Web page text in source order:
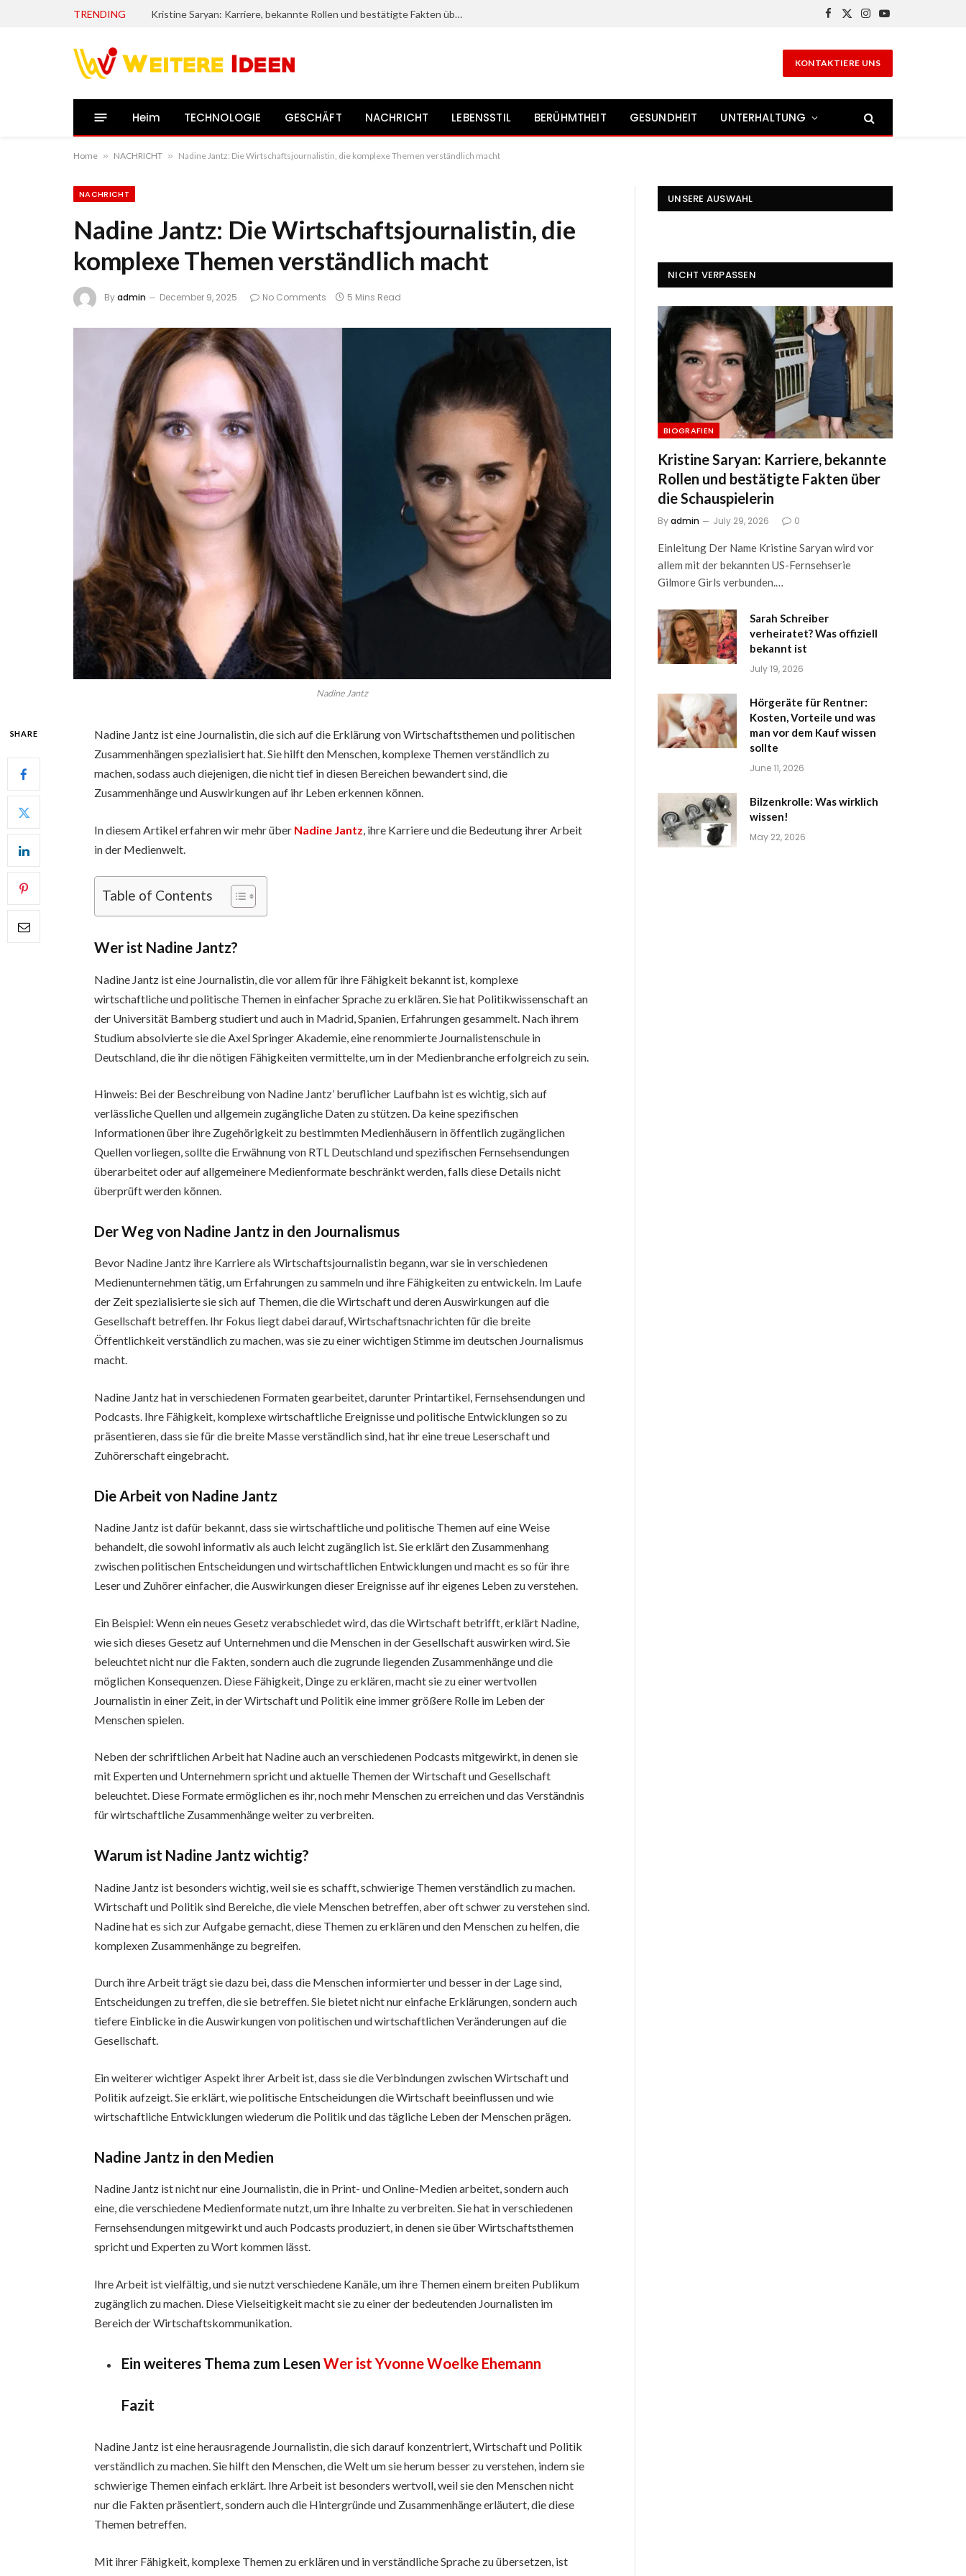
TRENDING Kristine Saryan: Karriere, bekannte Rollen und bestätigte Fakten über die Schauspielerin
Facebook
X
Instagram
YouTube
KONTAKTIERE UNS
Heim TECHNOLOGIE GESCHÄFT NACHRICHT LEBENSSTIL BERÜHMTHEIT GESUNDHEIT UNTERHALTUNG
Home » NACHRICHT » Nadine Jantz: Die Wirtschaftsjournalistin, die komplexe Themen verständlich macht
NACHRICHT
Nadine Jantz: Die Wirtschaftsjournalistin, die
komplexe Themen verständlich macht
Byadmin December 9, 2025 No Comments 5 Mins Read
Nadine Jantz
SHARE
Nadine Jantz ist eine Journalistin, die sich auf die Erklärung von Wirtschaftsthemen und politischen
Zusammenhängen spezialisiert hat. Sie hilft den Menschen, komplexe Themen verständlich zu
machen, sodass auch diejenigen, die nicht tief in diesen Bereichen bewandert sind, die
Zusammenhänge und Auswirkungen auf ihr Leben erkennen können.
In diesem Artikel erfahren wir mehr über Nadine Jantz , ihre Karriere und die Bedeutung ihrer Arbeit
in der Medienwelt.
Table of Contents
Wer ist Nadine Jantz?
Nadine Jantz ist eine Journalistin, die vor allem für ihre Fähigkeit bekannt ist, komplexe
wirtschaftliche und politische Themen in einfacher Sprache zu erklären. Sie hat Politikwissenschaft an
der Universität Bamberg studiert und auch in Madrid, Spanien, Erfahrungen gesammelt. Nach ihrem
Studium absolvierte sie die Axel Springer Akademie, eine renommierte Journalistenschule in
Deutschland, die ihr die nötigen Fähigkeiten vermittelte, um in der Medienbranche erfolgreich zu sein.
Hinweis: Bei der Beschreibung von Nadine Jantz’ beruflicher Laufbahn ist es wichtig, sich auf
verlässliche Quellen und allgemein zugängliche Daten zu stützen. Da keine spezifischen
Informationen über ihre Zugehörigkeit zu bestimmten Medienhäusern in öffentlich zugänglichen
Quellen vorliegen, sollte die Erwähnung von RTL Deutschland und spezifischen Fernsehsendungen
überarbeitet oder auf allgemeinere Medienformate beschränkt werden, falls diese Details nicht
überprüft werden können.
Der Weg von Nadine Jantz in den Journalismus
Bevor Nadine Jantz ihre Karriere als Wirtschaftsjournalistin begann, war sie in verschiedenen
Medienunternehmen tätig, um Erfahrungen zu sammeln und ihre Fähigkeiten zu entwickeln. Im Laufe
der Zeit spezialisierte sie sich auf Themen, die die Wirtschaft und deren Auswirkungen auf die
Gesellschaft betreffen. Ihr Fokus liegt dabei darauf, Wirtschaftsnachrichten für die breite
Öffentlichkeit verständlich zu machen, was sie zu einer wichtigen Stimme im deutschen Journalismus
macht.
Nadine Jantz hat in verschiedenen Formaten gearbeitet, darunter Printartikel, Fernsehsendungen und
Podcasts. Ihre Fähigkeit, komplexe wirtschaftliche Ereignisse und politische Entwicklungen so zu
präsentieren, dass sie für die breite Masse verständlich sind, hat ihr eine treue Leserschaft und
Zuhörerschaft eingebracht.
Die Arbeit von Nadine Jantz
Nadine Jantz ist dafür bekannt, dass sie wirtschaftliche und politische Themen auf eine Weise
behandelt, die sowohl informativ als auch leicht zugänglich ist. Sie erklärt den Zusammenhang
zwischen politischen Entscheidungen und wirtschaftlichen Entwicklungen und macht es so für ihre
Leser und Zuhörer einfacher, die Auswirkungen dieser Ereignisse auf ihr eigenes Leben zu verstehen.
Ein Beispiel: Wenn ein neues Gesetz verabschiedet wird, das die Wirtschaft betrifft, erklärt Nadine,
wie sich dieses Gesetz auf Unternehmen und die Menschen in der Gesellschaft auswirken wird. Sie
beleuchtet nicht nur die Fakten, sondern auch die zugrunde liegenden Zusammenhänge und die
möglichen Konsequenzen. Diese Fähigkeit, Dinge zu erklären, macht sie zu einer wertvollen
Journalistin in einer Zeit, in der Wirtschaft und Politik eine immer größere Rolle im Leben der
Menschen spielen.
Neben der schriftlichen Arbeit hat Nadine auch an verschiedenen Podcasts mitgewirkt, in denen sie
mit Experten und Unternehmern spricht und aktuelle Themen der Wirtschaft und Gesellschaft
beleuchtet. Diese Formate ermöglichen es ihr, noch mehr Menschen zu erreichen und das Verständnis
für wirtschaftliche Zusammenhänge weiter zu verbreiten.
Warum ist Nadine Jantz wichtig?
Nadine Jantz ist besonders wichtig, weil sie es schafft, schwierige Themen verständlich zu machen.
Wirtschaft und Politik sind Bereiche, die viele Menschen betreffen, aber oft schwer zu verstehen sind.
Nadine hat es sich zur Aufgabe gemacht, diese Themen zu erklären und den Menschen zu helfen, die
komplexen Zusammenhänge zu begreifen.
Durch ihre Arbeit trägt sie dazu bei, dass die Menschen informierter und besser in der Lage sind,
Entscheidungen zu treffen, die sie betreffen. Sie bietet nicht nur einfache Erklärungen, sondern auch
tiefere Einblicke in die Auswirkungen von politischen und wirtschaftlichen Veränderungen auf die
Gesellschaft.
Ein weiterer wichtiger Aspekt ihrer Arbeit ist, dass sie die Verbindungen zwischen Wirtschaft und
Politik aufzeigt. Sie erklärt, wie politische Entscheidungen die Wirtschaft beeinflussen und wie
wirtschaftliche Entwicklungen wiederum die Politik und das tägliche Leben der Menschen prägen.
Nadine Jantz in den Medien
Nadine Jantz ist nicht nur eine Journalistin, die in Print- und Online-Medien arbeitet, sondern auch
eine, die verschiedene Medienformate nutzt, um ihre Inhalte zu verbreiten. Sie hat in verschiedenen
Fernsehsendungen mitgewirkt und auch Podcasts produziert, in denen sie über Wirtschaftsthemen
spricht und Experten zu Wort kommen lässt.
Ihre Arbeit ist vielfältig, und sie nutzt verschiedene Kanäle, um ihre Themen einem breiten Publikum
zugänglich zu machen. Diese Vielseitigkeit macht sie zu einer der bedeutenden Journalisten im
Bereich der Wirtschaftskommunikation.
Ein weiteres Thema zum LesenWer ist Yvonne Woelke Ehemann
Fazit
Nadine Jantz ist eine herausragende Journalistin, die sich darauf konzentriert, Wirtschaft und Politik
verständlich zu machen. Sie hilft den Menschen, die Welt um sie herum besser zu verstehen, indem sie
schwierige Themen einfach erklärt. Ihre Arbeit ist besonders wertvoll, weil sie den Menschen nicht
nur die Fakten präsentiert, sondern auch die Hintergründe und Zusammenhänge erläutert, die diese
Themen betreffen.
Mit ihrer Fähigkeit, komplexe Themen zu erklären und in verständliche Sprache zu übersetzen, ist
UNSERE AUSWAHL
NICHT VERPASSEN
BIOGRAFIEN
Kristine Saryan: Karriere, bekannte
Rollen und bestätigte Fakten über
die Schauspielerin
Byadmin July 29, 2026 0
Einleitung Der Name Kristine Saryan wird vor
allem mit der bekannten US-Fernsehserie
Gilmore Girls verbunden.…
Sarah Schreiber
verheiratet? Was offiziell
bekannt ist
July 19, 2026
Hörgeräte für Rentner:
Kosten, Vorteile und was
man vor dem Kauf wissen
sollte
June 11, 2026
Bilzenkrolle: Was wirklich
wissen!
May 22, 2026